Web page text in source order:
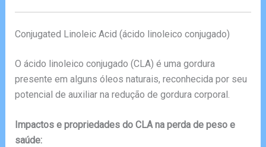
Conjugated Linoleic Acid (ácido linoleico conjugado)
O ácido linoleico conjugado (CLA) é uma gordura
presente em alguns óleos naturais, reconhecida por seu
potencial de auxiliar na redução de gordura corporal.
Impactos e propriedades do CLA na perda de peso e
saúde: